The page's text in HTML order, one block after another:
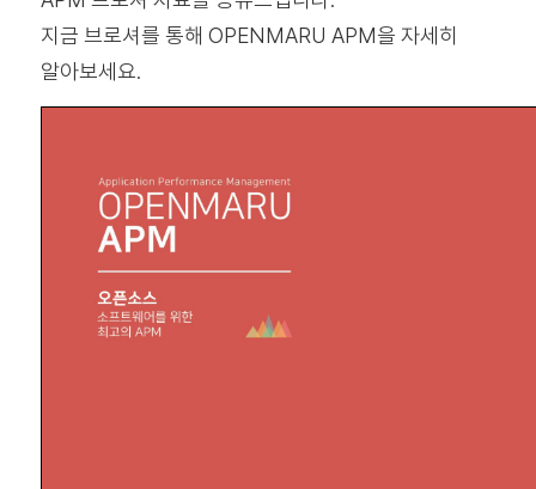
지금 브로셔를 통해 OPENMARU APM을 자세히
알아보세요.